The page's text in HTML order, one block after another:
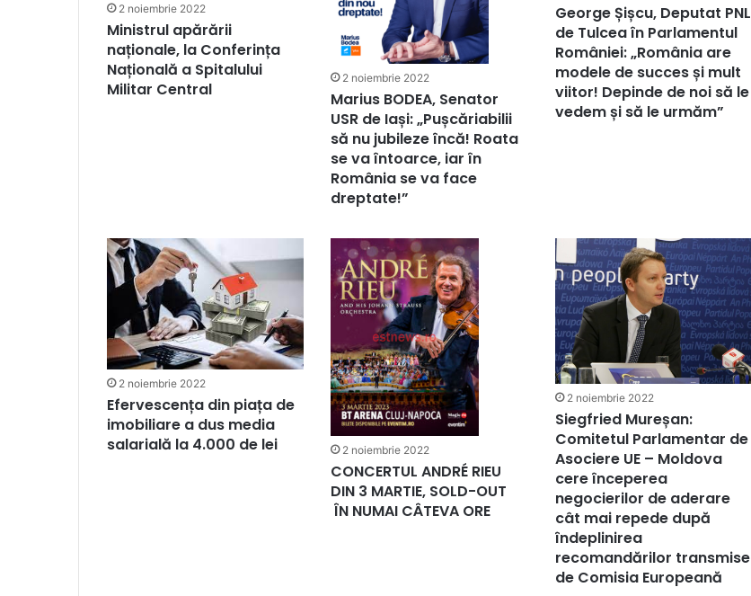
2 noiembrie 2022
Ministrul apărării
naționale, la Conferința
Națională a Spitalului
Militar Central
2 noiembrie 2022
Marius BODEA, Senator
USR de Iași: „Pușcăriabilii
să nu jubileze încă! Roata
se va întoarce, iar în
România se va face
dreptate!”
George Șișcu, Deputat PNL
de Tulcea în Parlamentul
României: „România are
modele de succes și mult
viitor! Depinde de noi să le
vedem și să le urmăm”
2 noiembrie 2022
Efervescența din piața de
imobiliare a dus media
salarială la 4.000 de lei
2 noiembrie 2022
CONCERTUL ANDRÉ RIEU
DIN 3 MARTIE, SOLD-OUT
ÎN NUMAI CÂTEVA ORE
2 noiembrie 2022
Siegfried Mureșan:
Comitetul Parlamentar de
Asociere UE – Moldova
cere începerea
negocierilor de aderare
cât mai repede după
îndeplinirea
recomandărilor transmise
de Comisia Europeană